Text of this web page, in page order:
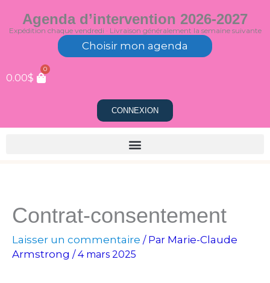
au
Agenda d’intervention 2026-2027
Expédition chaque vendredi · Livraison généralement la semaine suivante
Choisir mon agenda
0.00$
0
CONNEXION
Contrat-consentement
Laisser un commentaire / Par Marie-Claude
Armstrong /4 mars 2025